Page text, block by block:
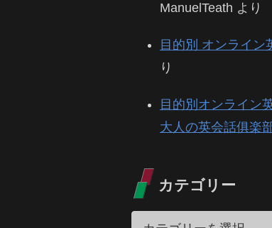
ManuelTeath より
目的別 オンライン
り
目的別オンライン
大人の英会話俱楽
カテゴリー